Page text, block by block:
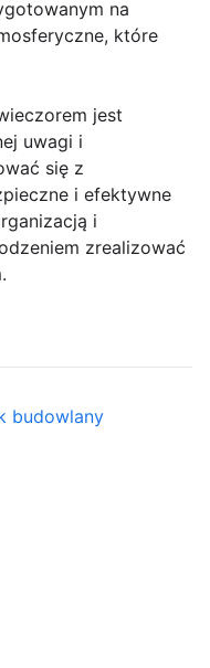
na
które
jest
uwagi i
się z
i efektywne
i
zrealizować
budowlany